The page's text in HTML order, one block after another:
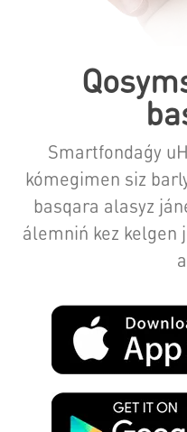
Smartfondaǵy
kómegimen siz
basqara alasyz
álemniń kez kelgen